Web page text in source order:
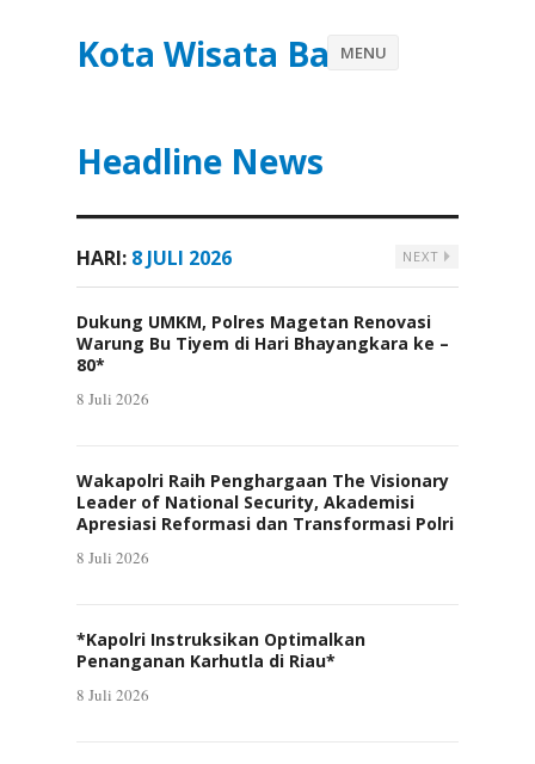
Kota Wisata Batu
Headline News
MENU
HARI: 8 JULI 2026 NEXT
Dukung UMKM, Polres Magetan Renovasi
Warung Bu Tiyem di Hari Bhayangkara ke –
80*
8 Juli 2026
Wakapolri Raih Penghargaan The Visionary
Leader of National Security, Akademisi
Apresiasi Reformasi dan Transformasi Polri
8 Juli 2026
*Kapolri Instruksikan Optimalkan
Penanganan Karhutla di Riau*
8 Juli 2026